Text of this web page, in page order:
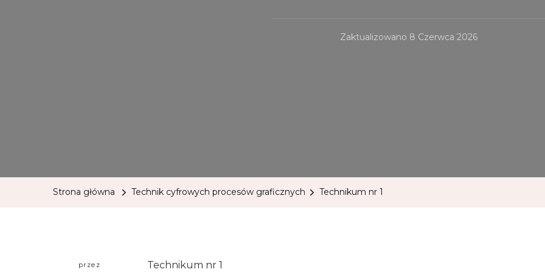
Zaktualizowano 8 Czerwca 2026
Strona główna Technik cyfrowych procesów graficznych Technikum nr 1
przez Technikum nr 1